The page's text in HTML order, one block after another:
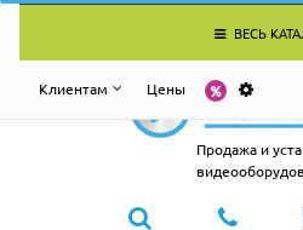
ВЕСЬ
Клиентам Цены
Продажа и